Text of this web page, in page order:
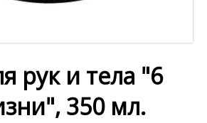
рук и тела "6
350 мл.